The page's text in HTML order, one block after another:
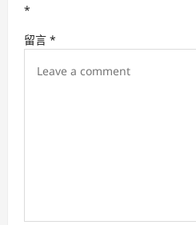
t
i
*
留言 *